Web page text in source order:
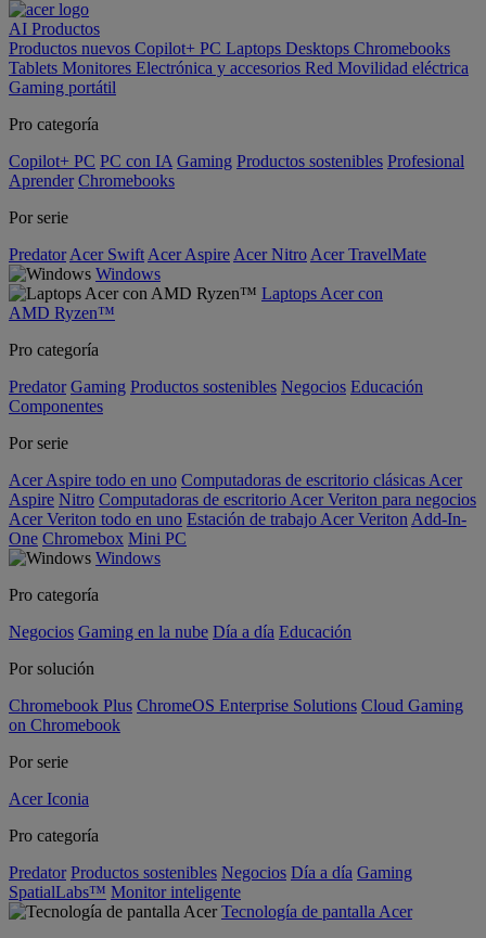
AI Productos
Productos nuevos Copilot+ PC Laptops Desktops Chromebooks
Tablets Monitores Electrónica y accesorios Red Movilidad eléctrica
Gaming portátil
Pro categoría
Copilot+ PC PC con IA Gaming Productos sostenibles Profesional
Aprender Chromebooks
Por serie
Predator Acer Swift Acer Aspire Acer Nitro Acer TravelMate
Windows
Laptops Acer con
AMD Ryzen™
Pro categoría
Predator Gaming Productos sostenibles Negocios Educación
Componentes
Por serie
Acer Aspire todo en uno Computadoras de escritorio clásicas Acer
Aspire Nitro Computadoras de escritorio Acer Veriton para negocios
Acer Veriton todo en uno Estación de trabajo Acer Veriton Add-In-
One Chromebox Mini PC
Windows
Pro categoría
Negocios Gaming en la nube Día a día Educación
Por solución
Chromebook Plus ChromeOS Enterprise Solutions Cloud Gaming
on Chromebook
Por serie
Acer Iconia
Pro categoría
Predator Productos sostenibles Negocios Día a día Gaming
SpatialLabs™ Monitor inteligente
Tecnología de pantalla Acer